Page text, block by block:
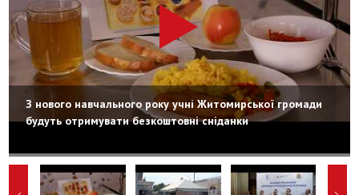
З нового навчального року учні Житомирської громади
будуть отримувати безкоштовні сніданки